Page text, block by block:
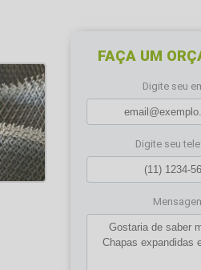
FAÇA UM
Digite seu
Digite seu